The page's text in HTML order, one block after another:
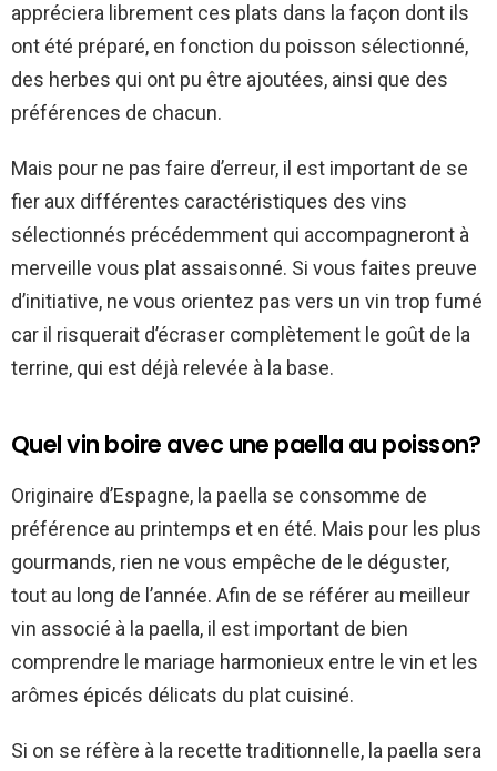
appréciera librement ces plats dans la façon dont ils
ont été préparé, en fonction du poisson sélectionné,
des herbes qui ont pu être ajoutées, ainsi que des
préférences de chacun.
Mais pour ne pas faire d’erreur, il est important de se
fier aux différentes caractéristiques des vins
sélectionnés précédemment qui accompagneront à
merveille vous plat assaisonné. Si vous faites preuve
d’initiative, ne vous orientez pas vers un vin trop fumé
car il risquerait d’écraser complètement le goût de la
terrine, qui est déjà relevée à la base.
Quel vin boire avec une paella au poisson?
Originaire d’Espagne, la paella se consomme de
préférence au printemps et en été. Mais pour les plus
gourmands, rien ne vous empêche de le déguster,
tout au long de l’année. Afin de se référer au meilleur
vin associé à la paella, il est important de bien
comprendre le mariage harmonieux entre le vin et les
arômes épicés délicats du plat cuisiné.
Si on se réfère à la recette traditionnelle, la paella sera